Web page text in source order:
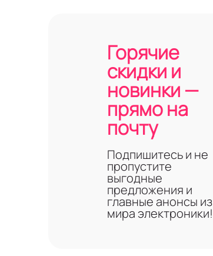
Горячие
скидки и
новинки —
прямо на
почту
Подпишитесь и не
пропустите
выгодные
предложения и
главные анонсы из
мира электроники!